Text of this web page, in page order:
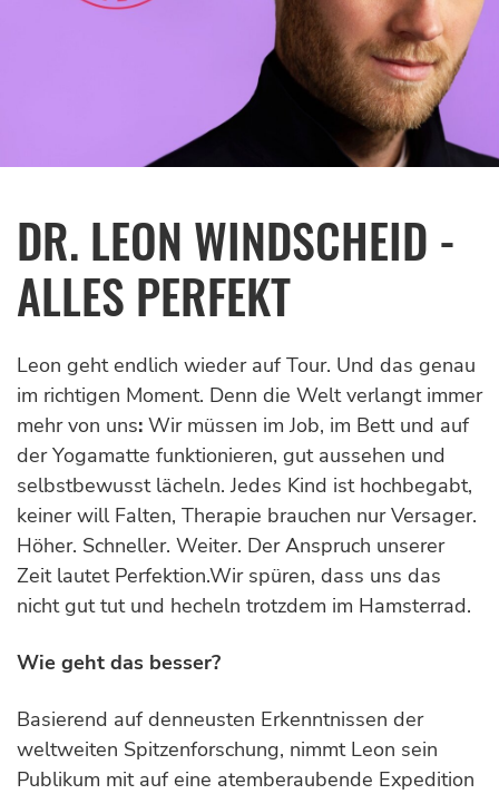
DR. LEON WINDSCHEID -
ALLES PERFEKT
Leon geht endlich wieder auf Tour. Und das genau
im richtigen Moment. Denn die Welt verlangt immer
mehr von uns: Wir müssen im Job, im Bett und auf
der Yogamatte funktionieren, gut aussehen und
selbstbewusst lächeln. Jedes Kind ist hochbegabt,
keiner will Falten, Therapie brauchen nur Versager.
Höher. Schneller. Weiter. Der Anspruch unserer
Zeit lautet Perfektion.Wir spüren, dass uns das
nicht gut tut und hecheln trotzdem im Hamsterrad.
Wie geht das besser?
Basierend auf denneusten Erkenntnissen der
weltweiten Spitzenforschung, nimmt Leon sein
Publikum mit auf eine atemberaubende Expedition